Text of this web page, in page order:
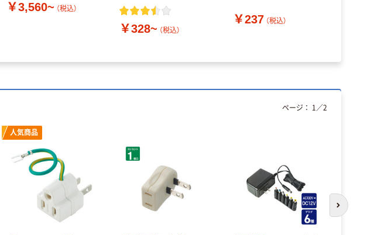
￥3,560~ （税込）
￥328~ （税込）
￥237 （税込）
人気商品
ページ： 1 ／2
次のスライド